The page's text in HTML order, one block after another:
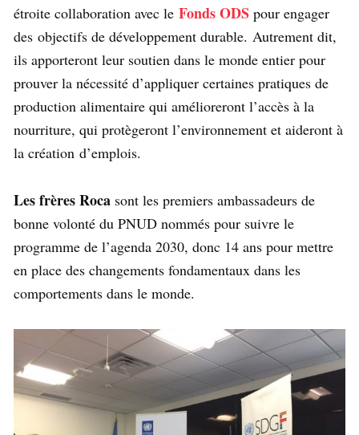
étroite collaboration avec le Fonds ODS pour engager
des objectifs de développement durable. Autrement dit,
ils apporteront leur soutien dans le monde entier pour
prouver la nécessité d’appliquer certaines pratiques de
production alimentaire qui amélioreront l’accès à la
nourriture, qui protègeront l’environnement et aideront à
la création d’emplois.
Les frères Roca sont les premiers ambassadeurs de
bonne volonté du PNUD nommés pour suivre le
programme de l’agenda 2030, donc 14 ans pour mettre
en place des changements fondamentaux dans les
comportements dans le monde.